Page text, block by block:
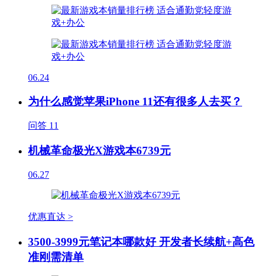
06.24
为什么感觉苹果iPhone 11还有很多人去买？
问答 11
机械革命极光X游戏本6739元
06.27
优惠直达 >
3500-3999元笔记本哪款好 开发者长续航+高色
准刚需清单